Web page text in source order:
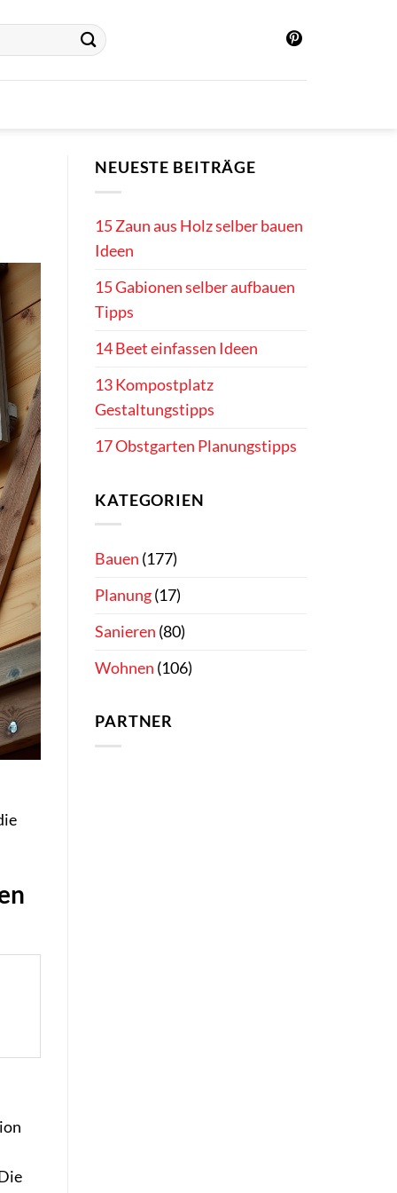
NEUESTE BEITRÄGE
15 Zaun aus Holz selber bauen
Ideen
15 Gabionen selber aufbauen
Tipps
14 Beet einfassen Ideen
13 Kompostplatz
Gestaltungstipps
17 Obstgarten Planungstipps
KATEGORIEN
Bauen (177)
Planung(17)
Sanieren (80)
Wohnen (106)
PARTNER